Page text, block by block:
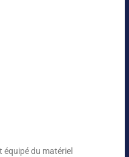
équipé du matériel